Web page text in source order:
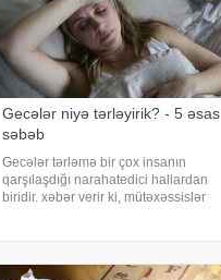
Gecələr niyə tərləyirik? - 5 əsas
səbəb
Gecələr tərləmə bir çox insanın
qarşılaşdığı narahatedici hallardan
biridir. xəbər verir ki, mütəxəssislər
əlamət